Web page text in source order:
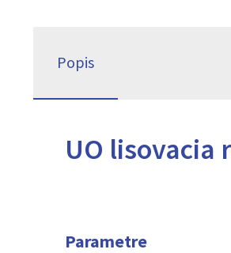
Popis
UO lisovacia
Parametre